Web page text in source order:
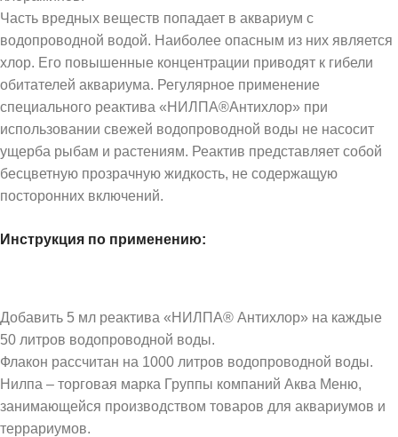
Часть вредных веществ попадает в аквариум с
водопроводной водой. Наиболее опасным из них является
хлор. Его повышенные концентрации приводят к гибели
обитателей аквариума. Регулярное применение
специального реактива «НИЛПА®Антихлор» при
использовании свежей водопроводной воды не насосит
ущерба рыбам и растениям. Реактив представляет собой
бесцветную прозрачную жидкость, не содержащую
посторонних включений.
Инструкция по применению:
Добавить 5 мл реактива «НИЛПА® Антихлор» на каждые
50 литров водопроводной воды.
Флакон рассчитан на 1000 литров водопроводной воды.
Нилпа – торговая марка Группы компаний Аква Меню,
занимающейся производством товаров для аквариумов и
террариумов.